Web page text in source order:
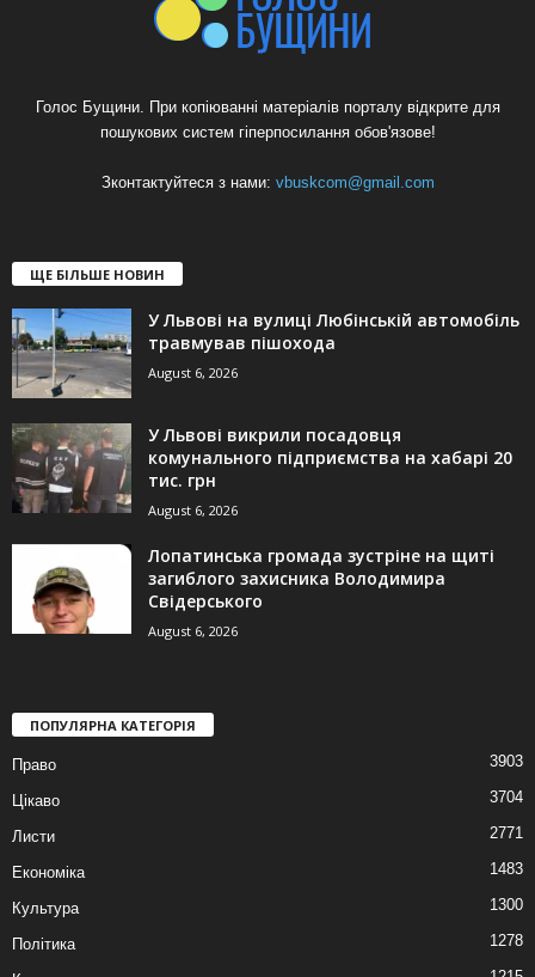
Голос Бущини. При копіюванні матеріалів порталу відкрите для
пошукових систем гіперпосилання обов'язове!
Зконтактуйтеся з нами: vbuskcom@gmail.com
ЩЕ БІЛЬШЕ НОВИН
У Львові на вулиці Любінській автомобіль
травмував пішохода
August 6, 2026
У Львові викрили посадовця
комунального підприємства на хабарі 20
тис. грн
August 6, 2026
Лопатинська громада зустріне на щиті
загиблого захисника Володимира
Свідерського
August 6, 2026
ПОПУЛЯРНА КАТЕГОРІЯ
Право 3903
Цікаво 3704
Листи 2771
Економіка 1483
Культура 1300
Політика 1278